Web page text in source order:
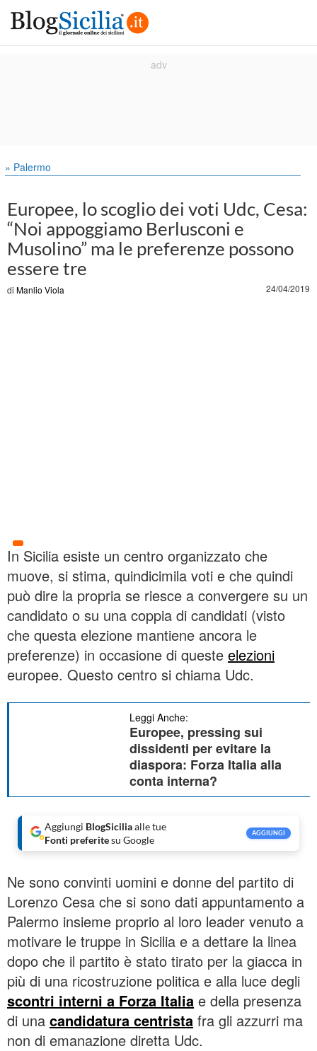
» Palermo
Europee, lo scoglio dei voti Udc, Cesa:
“Noi appoggiamo Berlusconi e
Musolino” ma le preferenze possono
essere tre
di Manlio Viola 24/04/2019
In Sicilia esiste un centro organizzato che
muove, si stima, quindicimila voti e che quindi
può dire la propria se riesce a convergere su un
candidato o su una coppia di candidati (visto
che questa elezione mantiene ancora le
preferenze) in occasione di queste elezioni
europee. Questo centro si chiama Udc.
Leggi Anche:
Europee, pressing sui
dissidenti per evitare la
diaspora: Forza Italia alla
conta interna?
Aggiungi BlogSiciliaalle tue
Fonti preferitesu Google
AGGIUNGI
Ne sono convinti uomini e donne del partito di
Lorenzo Cesa che si sono dati appuntamento a
Palermo insieme proprio al loro leader venuto a
motivare le truppe in Sicilia e a dettare la linea
dopo che il partito è stato tirato per la giacca in
più di una ricostruzione politica e alla luce degli
scontri interni a Forza Italia e della presenza
di una candidatura centrista fra gli azzurri ma
non di emanazione diretta Udc.